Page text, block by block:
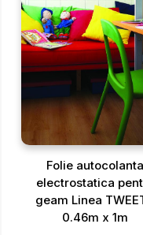
Folie autocolanta
electrostatica
geam Linea
0.46m x 1m